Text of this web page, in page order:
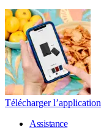
Télécharger l’application
Assistance